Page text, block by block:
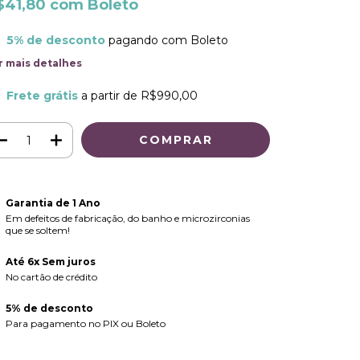
com Boleto
5% de descontopagando com Boleto
mais detalhes
Frete grátis a partir de R$990,00
Garantia de 1 Ano
Em defeitos de fabricação, do banho e microzirconias
que se soltem!
Até 6x Sem juros
No cartão de crédito
5% de desconto
Para pagamento no PIX ou Boleto